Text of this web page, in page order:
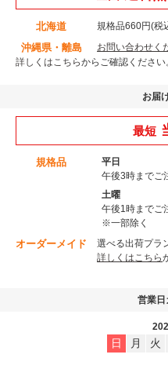
北海道 規格品660円(税
沖縄県・離島
お問い合わせく
詳しくはこちらからご確認ください
お届
最短
規格品
平日
午後3時までご
土曜
午後1時までご
※一部除く
オーダーメイド
選べる出荷プラ
詳しくはこちら
営業日
日 月 火